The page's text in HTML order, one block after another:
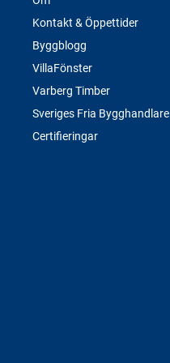
Kontakt & Öppettider
Byggblogg
VillaFönster
Varberg Timber
Sveriges Fria Bygghandlare
Certifieringar